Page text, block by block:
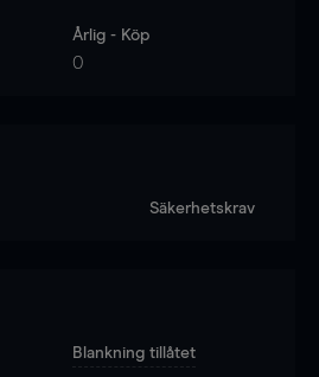
Årlig - Köp
0
Säkerhetskrav
Blankning tillåtet